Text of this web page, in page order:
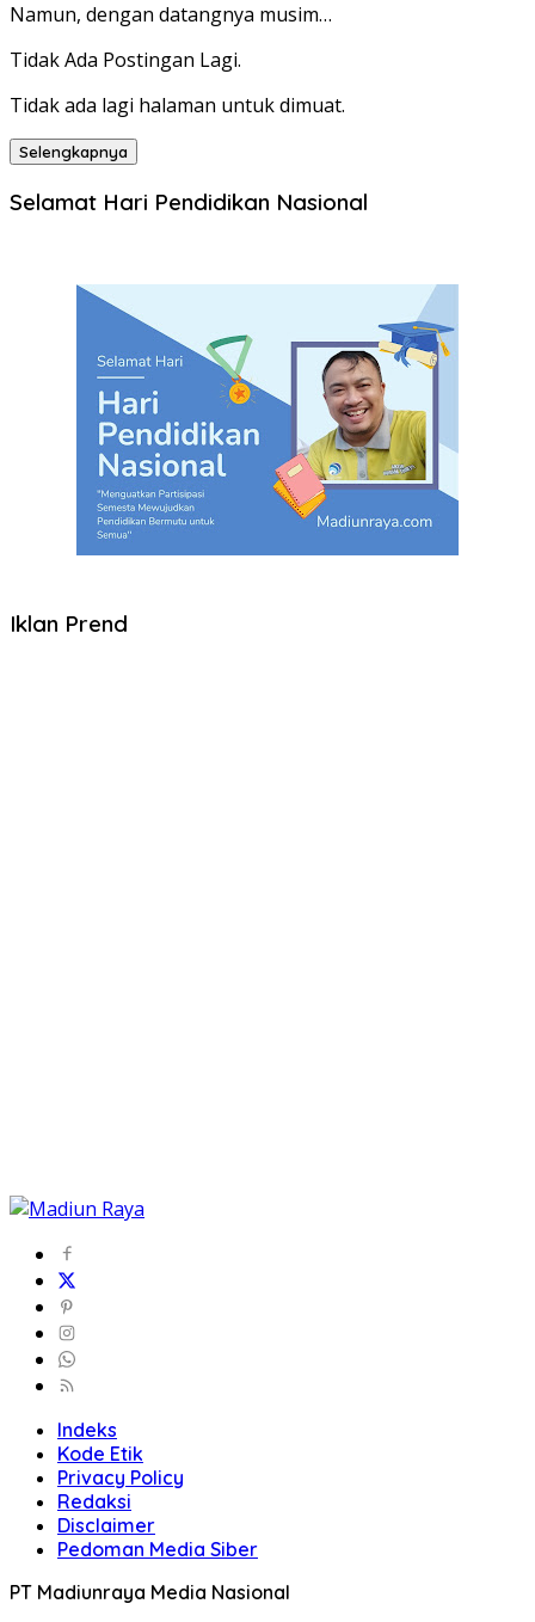
Namun, dengan datangnya musim…
Tidak Ada Postingan Lagi.
Tidak ada lagi halaman untuk dimuat.
Selengkapnya
Selamat Hari Pendidikan Nasional
Iklan Prend
Indeks
Kode Etik
Privacy Policy
Redaksi
Disclaimer
Pedoman Media Siber
PT Madiunraya Media Nasional